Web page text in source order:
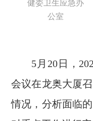
健委卫生应急办
公室
5月20日，
会议在龙奥大厦
情况，分析面临